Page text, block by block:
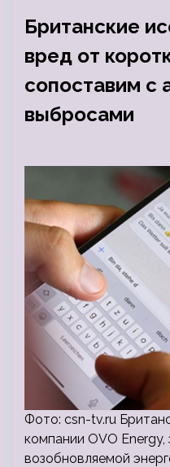
Британские
вред от
сопоставим с
выбросами
Фото: csn-tv.ru
компании OVO
возобновляемой